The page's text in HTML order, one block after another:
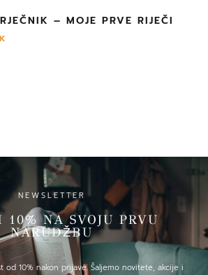
– MOJE PRVE RIJEČI
NEWSLETTER
10% NA SVOJU PRVU
NARUDŽBU
od 10% nakon prijave. Šaljemo novitete, akcije i